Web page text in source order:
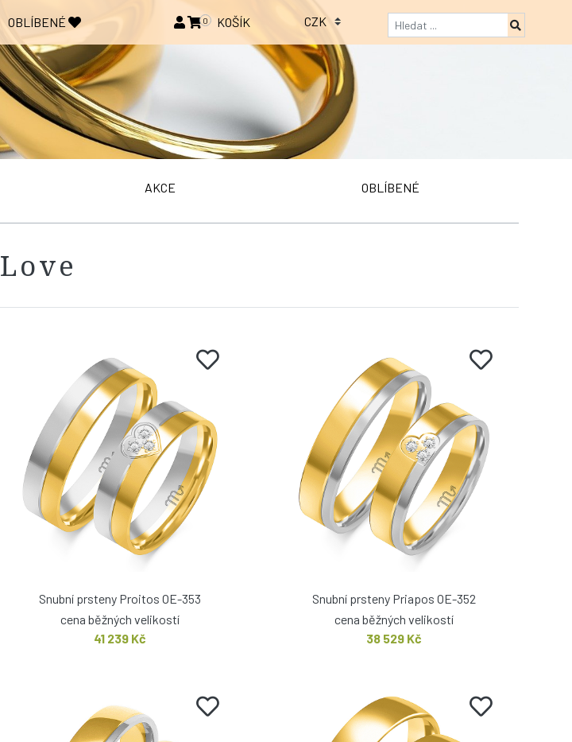
OBLÍBENÉ 0 KOŠÍK
AKCE OBLÍBENÉ
Love
Snubní prsteny Proitos OE-353
cena běžných velikostí
41 239 Kč
Snubní prsteny Priapos OE-352
cena běžných velikostí
38 529 Kč